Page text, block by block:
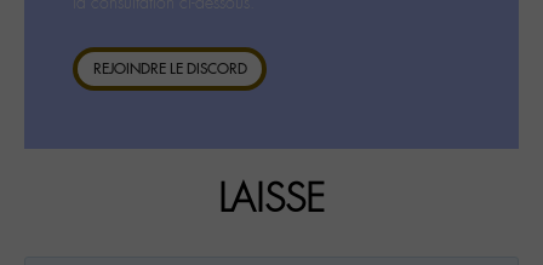
REJOINDRE LE DISCORD
LAISSE